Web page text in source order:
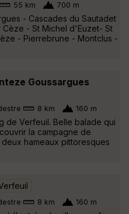
55 km 700 m
- Cascades du Sautadet
Cèze - St Michel d'Euzet- St
- Pierrebrune - Montclus -
Goussargues
8 km 160 m
de Verfeuil. Belle balade qui
la campagne de
hameaux pittoresques
8 km 160 m